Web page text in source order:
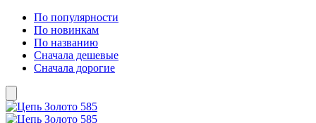
По популярности
По новинкам
По названию
Сначала дешевые
Сначала дорогие